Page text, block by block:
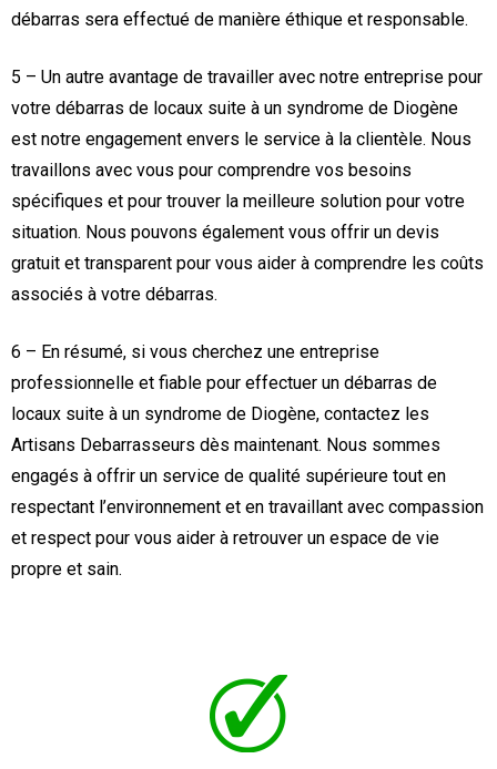
débarras sera effectué de manière éthique et responsable.
5 – Un autre avantage de travailler avec notre entreprise pour
votre débarras de locaux suite à un syndrome de Diogène
est notre engagement envers le service à la clientèle. Nous
travaillons avec vous pour comprendre vos besoins
spécifiques et pour trouver la meilleure solution pour votre
situation. Nous pouvons également vous offrir un devis
gratuit et transparent pour vous aider à comprendre les coûts
associés à votre débarras.
6 – En résumé, si vous cherchez une entreprise
professionnelle et fiable pour effectuer un débarras de
locaux suite à un syndrome de Diogène, contactez les
Artisans Debarrasseurs dès maintenant. Nous sommes
engagés à offrir un service de qualité supérieure tout en
respectant l’environnement et en travaillant avec compassion
et respect pour vous aider à retrouver un espace de vie
propre et sain.